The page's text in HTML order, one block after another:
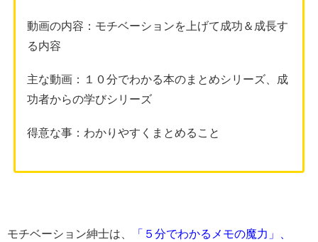
動画の内容：モチベーションを上げて成功＆成長す
る内容
主な動画：１０分でわかる本のまとめシリーズ、成
功者からの学びシリーズ
得意な事：わかりやすくまとめること
モチベーション紳士は、
「５分でわかるメモの魔力」、